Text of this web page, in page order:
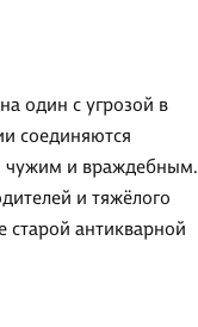
один с угрозой в
соединяются
чужим и враждебным.
и тяжёлого
старой антикварной